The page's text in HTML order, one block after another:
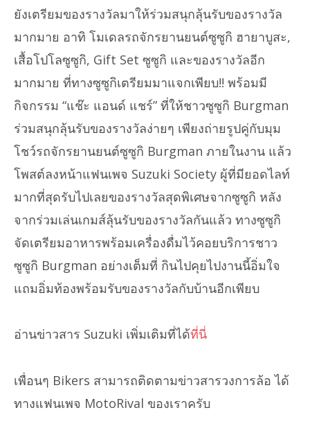
ยังเตรียมของรางวัลมาให้ร่วมสนุกลุ้นรับของรางวัล
มากมาย อาทิ โมเดลรถจักรยานยนต์ซูซูกิ ฮายาบูสะ,
เสื้อโปโลซูซูกิ, Gift Set ซูซูกิ และของรางวัลอีก
มากมาย ที่ทางซูซูกิเตรียมมาแจกเพียบ!! พร้อมมี
กิจกรรม “แช๊ะ แอนด์ แชร์” ที่ให้ชาวซูซูกิ Burgman
ร่วมสนุกลุ้นรับของรางวัลง่ายๆ เพียงถ่ายรูปคู่กับมุม
โชว์รถจักรยานยนต์ซูซูกิ Burgman ภายในงาน แล้ว
โพสต์ลงหน้าแฟนเพจ Suzuki Society ผู้ที่มียอดไลท์
มากที่สุดรับไปเลยของรางวัลสุดพิเศษจากซูซูกิ หลัง
จากร่วมเล่นเกมส์ลุ้นรับของรางวัลกันแล้ว ทางซูซูกิ
จัดเตรียมอาหารพร้อมเครื่องดื่มไว้คอยบริการชาว
ซูซูกิ Burgman อย่างเต็มที่ กินไปคุยไปงานนี้อิ่มใจ
แถมอิ่มท้องพร้อมรับของรางวัลกับบ้านอีกเพียบ
อ่านข่าวสาร Suzuki เพิ่มเติมที่ได้ที่นี่
เพื่อนๆ Bikers สามารถติดตามข่าวสารวงการล้อ ได้
ทางแฟนเพจ MotoRival ของเราครับ